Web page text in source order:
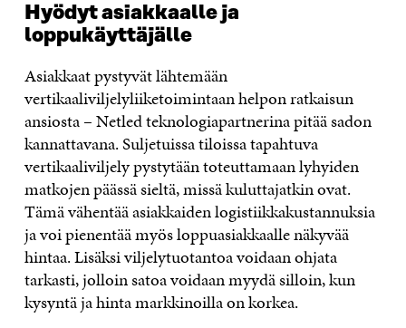
Hyödyt asiakkaalle ja
loppukäyttäjälle
Asiakkaat pystyvät lähtemään
vertikaaliviljelyliiketoimintaan helpon ratkaisun
ansiosta – Netled teknologiapartnerina pitää sadon
kannattavana. Suljetuissa tiloissa tapahtuva
vertikaaliviljely pystytään toteuttamaan lyhyiden
matkojen päässä sieltä, missä kuluttajatkin ovat.
Tämä vähentää asiakkaiden logistiikkakustannuksia
ja voi pienentää myös loppuasiakkaalle näkyvää
hintaa. Lisäksi viljelytuotantoa voidaan ohjata
tarkasti, jolloin satoa voidaan myydä silloin, kun
kysyntä ja hinta markkinoilla on korkea.